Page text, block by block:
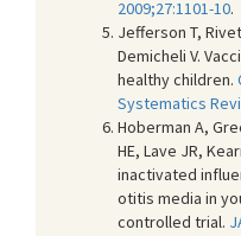
2009;27:1101-10.
Jefferson T,
Demicheli V.
healthy children.
Systematics
Hoberman A,
HE, Lave JR,
inactivated
otitis media in
controlled trial.